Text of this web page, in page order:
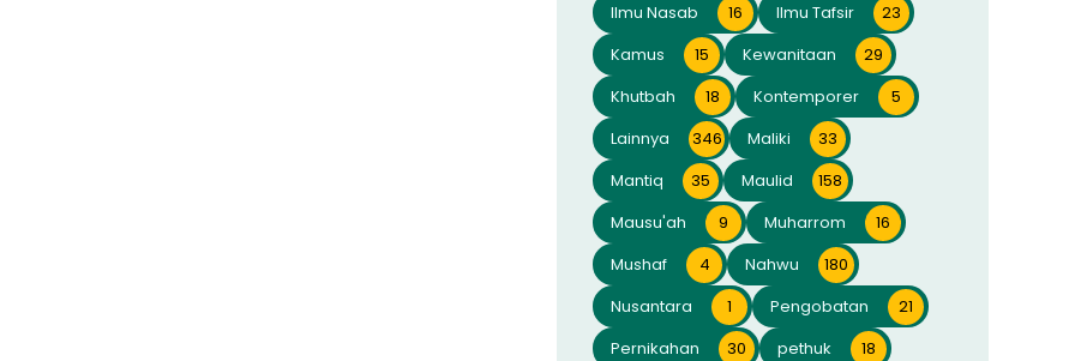
Ilmu Nasab
16 Ilmu Tafsir
23
Kamus
15 Kewanitaan
29
Khutbah
18 Kontemporer
5
Lainnya
346 Maliki
33
Mantiq
35 Maulid
158
Mausu'ah
9 Muharrom
16
Mushaf
4 Nahwu
180
Nusantara
1 Pengobatan
21
Pernikahan
30 pethuk
18